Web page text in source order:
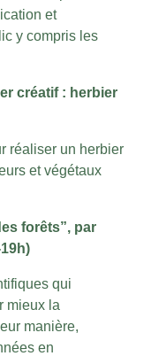
et
y compris les
créatif : herbier
réaliser un herbier
et végétaux
forêts”, par
qui
mieux la
manière,
en